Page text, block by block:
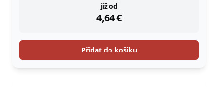
již od
4,64€
instock
Přidat do košíku